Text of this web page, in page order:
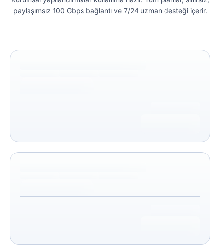
paylaşımsız 100 Gbps bağlantı ve 7/24 uzman desteği içerir.